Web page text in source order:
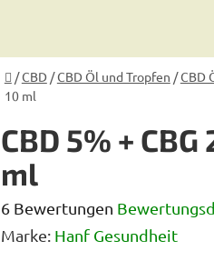
Startseite
/CBD /CBD Öl und Tropfen /CBD
10 ml
CBD 5% +
ml
Die
durchschnittliche
6 Bewertungen
Marke: Hanf Gesundheit